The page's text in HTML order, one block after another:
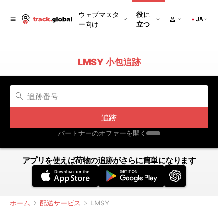
ウェブマスタ
ー向け
役に
立つ
JA
LMSY 小包追跡
追跡
パートナーのオファーを開く
アプリを使えば荷物の追跡がさらに簡単になります
ホーム 配送サービス LMSY